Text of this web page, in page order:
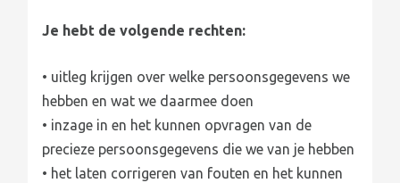
Je hebt de volgende rechten:
• uitleg krijgen over welke persoonsgegevens we
hebben en wat we daarmee doen
• inzage in en het kunnen opvragen van de
precieze persoonsgegevens die we van je hebben
• het laten corrigeren van fouten en het kunnen